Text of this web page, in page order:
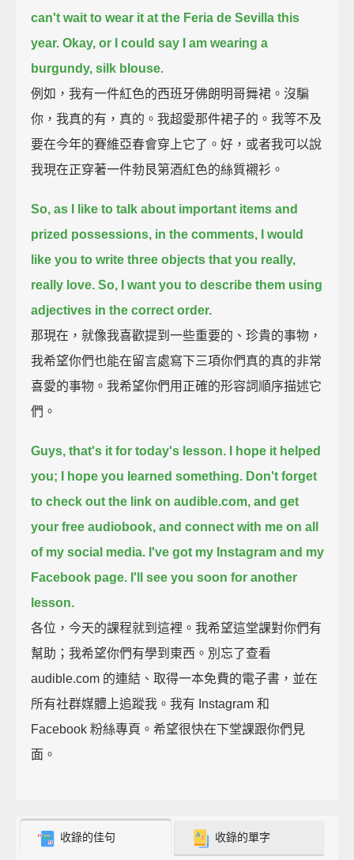
can't wait to wear it at the Feria de Sevilla this
year. Okay, or I could say I am wearing a
burgundy, silk blouse.
例如，我有一件紅色的西班牙佛朗明哥舞裙。沒騙
你，我真的有，真的。我超愛那件裙子的。我等不及
要在今年的賽維亞春會穿上它了。好，或者我可以說
我現在正穿著一件勃艮第酒紅色的絲質襯衫。
So, as I like to talk about important items and
prized possessions, in the comments, I would
like you to write three objects that you really,
really love. So, I want you to describe them using
adjectives in the correct order.
那現在，就像我喜歡提到一些重要的、珍貴的事物，
我希望你們也能在留言處寫下三項你們真的真的非常
喜愛的事物。我希望你們用正確的形容詞順序描述它
們。
Guys, that's it for today's lesson.
I hope it helped
you; I hope you learned something. Don't forget
to check out the link on audible.com, and get
your free audiobook, and connect with me on all
of my social media. I've got my Instagram and my
Facebook page. I'll see you soon for another
lesson.
各位，今天的課程就到這裡。我希望這堂課對你們有
幫助；我希望你們有學到東西。別忘了查看
audible.com 的連結、取得一本免費的電子書，並在
所有社群媒體上追蹤我。我有 Instagram 和
Facebook 粉絲專頁。希望很快在下堂課跟你們見
面。
收錄的佳句 收錄的單字